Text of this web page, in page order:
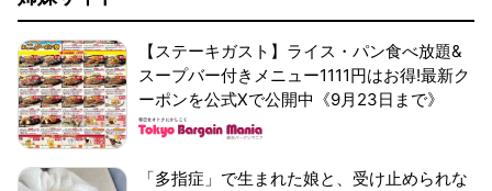
【ステーキガスト】ライス・パン食べ放題&
スープバー付きメニュー1111円はお得!最新ク
ーポンを公式Xで公開中《9月23日まで》
「多指症」で生まれた娘と、受け止められな